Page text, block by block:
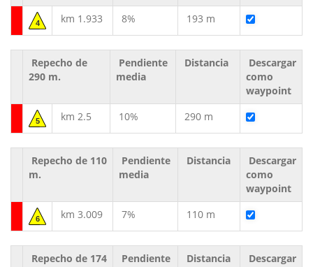
4 km 1.933 8% 193 m
Repecho de
290 m.
Pendiente
media
Distancia
Descargar
como
waypoint
5 km 2.5 10% 290 m
Repecho de 110
m.
Pendiente
media
Distancia
Descargar
como
waypoint
6 km 3.009 7% 110 m
Repecho de 174
Pendiente
Distancia
Descargar